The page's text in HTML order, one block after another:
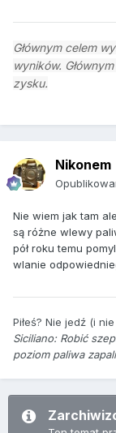
Głównym celem
wyników.
zysku.
Nikonem
Nie wiem jak tam
są różne wlewy
pół roku temu
wlanie
Piłeś? Nie jedź (i
Siciliano: Robić
poziom paliwa